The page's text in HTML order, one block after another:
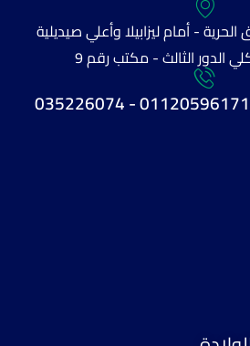
475 طريق الحرية - أمام ليزابيلا وأعلي صيديلية
الدور الثالث - مكتب رقم 9